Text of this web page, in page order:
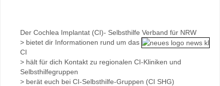
Der Cochlea Implantat (CI)- Selbsthilfe Verband für NRW
> bietet dir Informationen rund um das
CI
> hält für dich Kontakt zu regionalen CI-Kliniken und
Selbsthilfegruppen
> berät euch bei CI-Selbsthilfe-Gruppen (CI SHG)